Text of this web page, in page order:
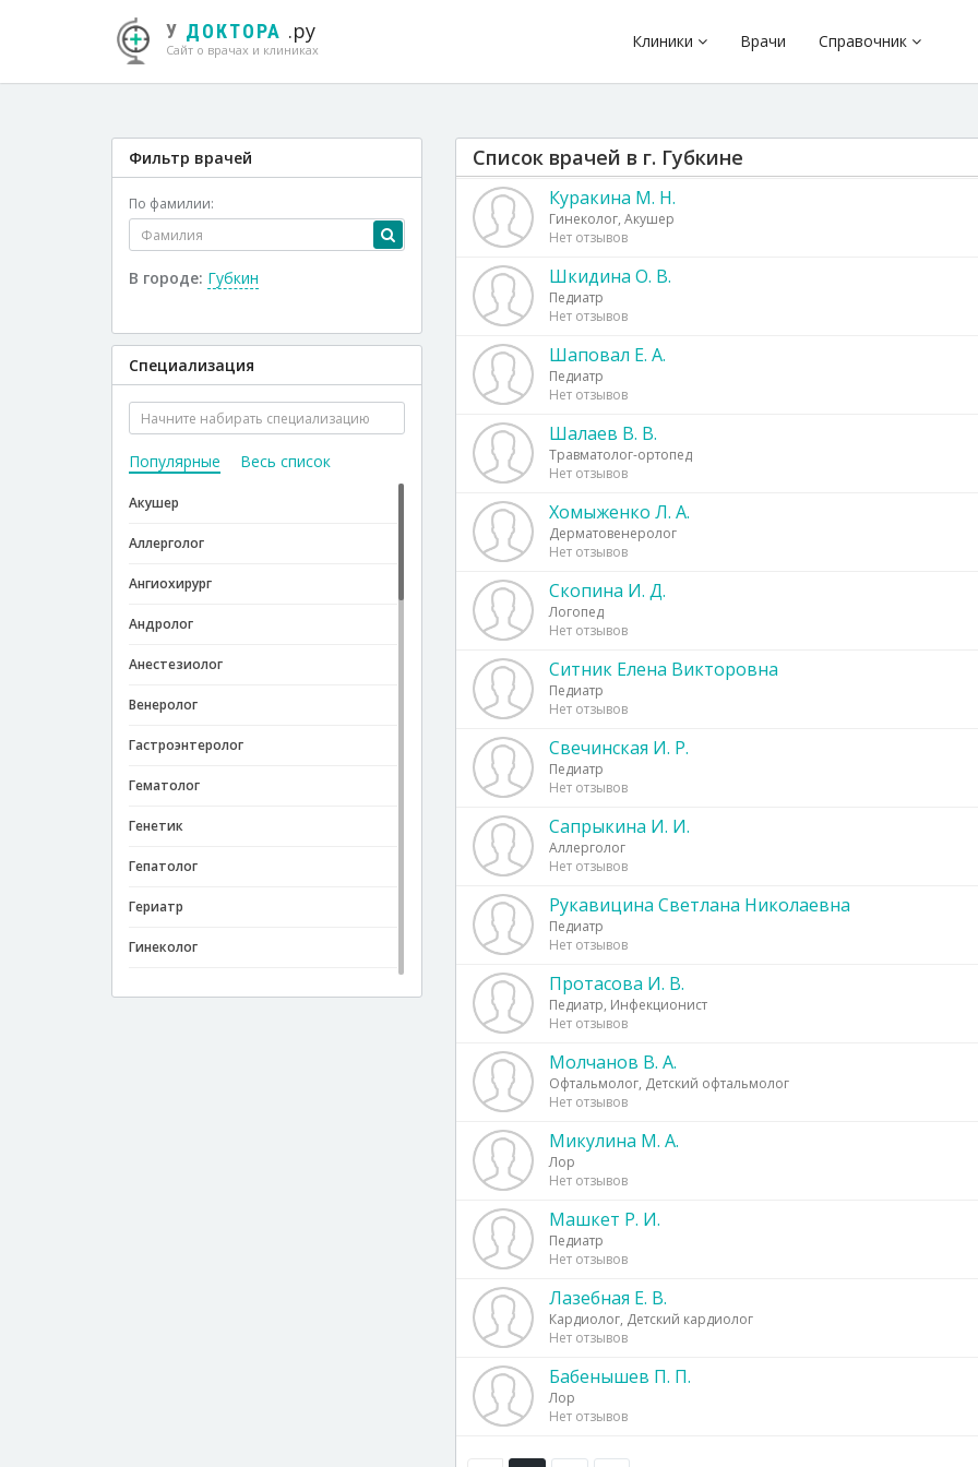
У ДОКТОРА .ру
Сайт о врачах и клиниках Клиники Врачи Справочник
Список врачей в г. Губкине
Куракина М. Н.
Гинеколог, Акушер
Нет отзывов
Шкидина О. В.
Педиатр
Нет отзывов
Шаповал Е. А.
Педиатр
Нет отзывов
Шалаев В. В.
Травматолог-ортопед
Нет отзывов
Хомыженко Л. А.
Дерматовенеролог
Нет отзывов
Скопина И. Д.
Логопед
Нет отзывов
Ситник Елена Викторовна
Педиатр
Нет отзывов
Свечинская И. Р.
Педиатр
Нет отзывов
Сапрыкина И. И.
Аллерголог
Нет отзывов
Рукавицина Светлана Николаевна
Педиатр
Нет отзывов
Протасова И. В.
Педиатр, Инфекционист
Нет отзывов
Молчанов В. А.
Офтальмолог, Детский офтальмолог
Нет отзывов
Микулина М. А.
Лор
Нет отзывов
Машкет Р. И.
Педиатр
Нет отзывов
Лазебная Е. В.
Кардиолог, Детский кардиолог
Нет отзывов
Бабенышев П. П.
Лор
Нет отзывов
Фильтр врачей
По фамилии:
В городе: Губкин
Специализация
Популярные Весь список
Акушер
Аллерголог
Ангиохирург
Андролог
Анестезиолог
Венеролог
Гастроэнтеролог
Гематолог
Генетик
Гепатолог
Гериатр
Гинеколог